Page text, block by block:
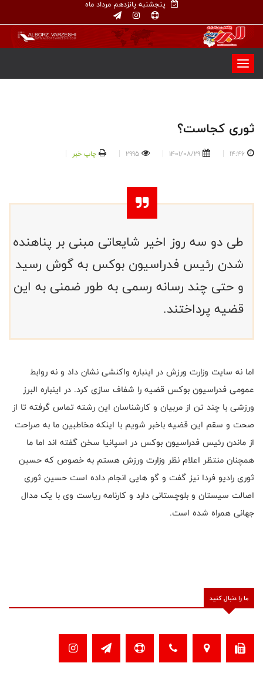
پنجشنبه پانزدهم مرداد ماه
ثوری کجاست؟
14:46
1401/08/29
2995 چاپ خبر
طی دو سه روز اخیر شایعاتی مبنی بر پناهنده
شدن رئیس فدراسیون بوکس به گوش رسید
و حتی چند رسانه رسمی به طور ضمنی به این
قضیه پرداختند.
اما نه سایت وزارت ورزش در اینباره واکنشی نشان داد و نه روابط
عمومی فدراسیون بوکس قضیه را شفاف سازی کرد. در اینباره البرز
ورزشی با چند تن از مربیان و کارشناسان این رشته تماس گرفته تا از
صحت و سقم این قضیه باخبر شویم با اینکه مخاطبین ما به صراحت
از ماندن رئیس فدراسیون بوکس در اسپانیا سخن گفته اند اما ما
همچنان منتظر اعلام نظر وزارت ورزش هستم به خصوص که حسین
ثوری رادیو فردا نیز گفت و گو هایی انجام داده است حسین ثوری
اصالت سیستان و بلوچستانی دارد و کارنامه ریاست وی با یک مدال
جهانی همراه شده است.
ما را دنبال کنید